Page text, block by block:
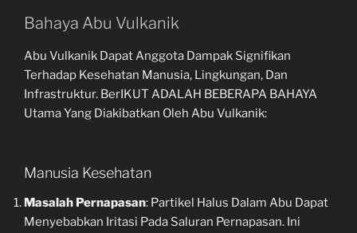
Bahaya Abu Vulkanik
Abu Vulkanik Dapat Anggota Dampak Signifikan
Terhadap Kesehatan Manusia, Lingkungan, Dan
Infrastruktur. BerIKUT ADALAH BEBERAPA BAHAYA
Utama Yang Diakibatkan Oleh Abu Vulkanik:
Manusia Kesehatan
Masalah Pernapasan: Partikel Halus Dalam Abu Dapat
Menyebabkan Iritasi Pada Saluran Pernapasan. Ini